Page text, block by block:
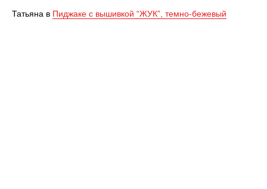
Татьяна в Пиджаке с вышивкой “ЖУК”, темно-бежевый